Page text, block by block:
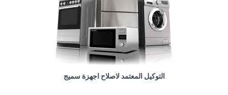
التوكيل المعتمد لاصلاح اجهزة سميج